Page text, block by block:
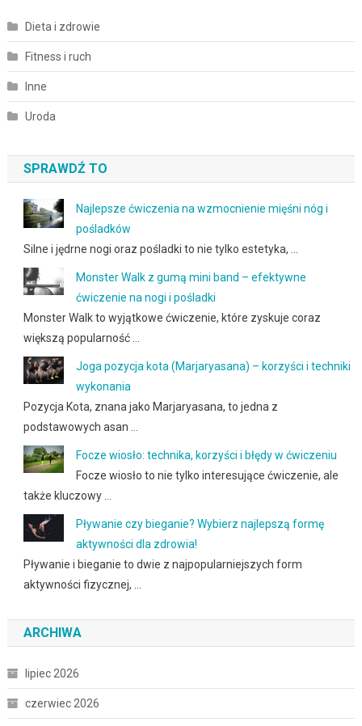
Dieta i zdrowie
Fitness i ruch
Inne
Uroda
SPRAWDŹ TO
Najlepsze ćwiczenia na wzmocnienie mięśni nóg i
pośladków
Silne i jędrne nogi oraz pośladki to nie tylko estetyka, …
Monster Walk z gumą mini band – efektywne
ćwiczenie na nogi i pośladki
Monster Walk to wyjątkowe ćwiczenie, które zyskuje coraz
większą popularność …
Joga pozycja kota (Marjaryasana) – korzyści i techniki
wykonania
Pozycja Kota, znana jako Marjaryasana, to jedna z
podstawowych asan …
Focze wiosło: technika, korzyści i błędy w ćwiczeniu
Focze wiosło to nie tylko interesujące ćwiczenie, ale
także kluczowy …
Pływanie czy bieganie? Wybierz najlepszą formę
aktywności dla zdrowia!
Pływanie i bieganie to dwie z najpopularniejszych form
aktywności fizycznej, …
ARCHIWA
lipiec 2026
czerwiec 2026